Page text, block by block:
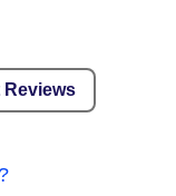
Reviews